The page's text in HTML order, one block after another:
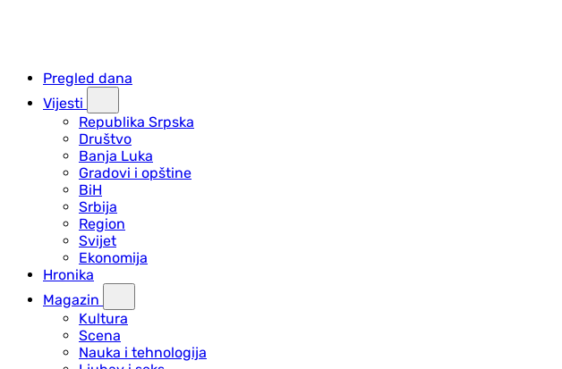
Pregled dana
Vijesti
Republika Srpska
Društvo
Banja Luka
Gradovi i opštine
BiH
Srbija
Region
Svijet
Ekonomija
Hronika
Magazin
Kultura
Scena
Nauka i tehnologija